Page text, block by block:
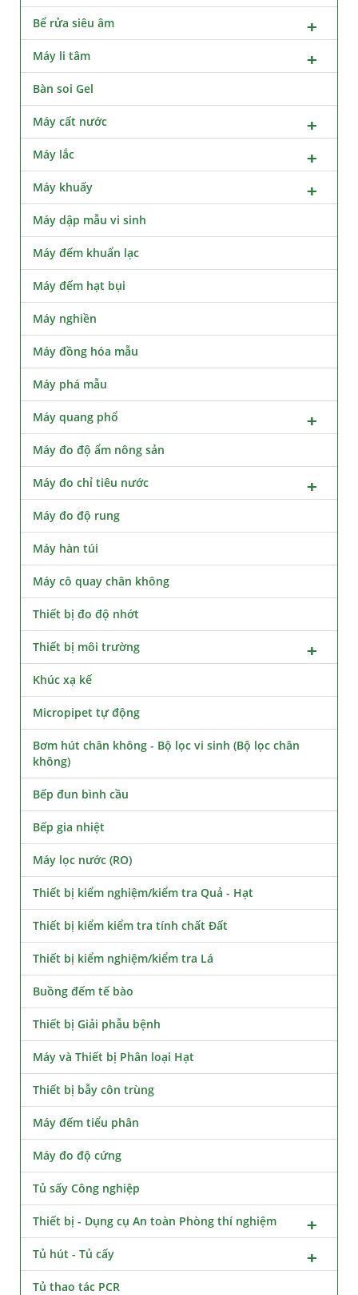
Bể rửa siêu âm
Máy li tâm
Bàn soi Gel
Máy cất nước
Máy lắc
Máy khuấy
Máy dập mẫu vi sinh
Máy đếm khuẩn lạc
Máy đếm hạt bụi
Máy nghiền
Máy đồng hóa mẫu
Máy phá mẫu
Máy quang phổ
Máy đo độ ẩm nông sản
Máy đo chỉ tiêu nước
Máy đo độ rung
Máy hàn túi
Máy cô quay chân không
Thiết bị đo độ nhớt
Thiết bị môi trường
Khúc xạ kế
Micropipet tự động
Bơm hút chân không - Bộ lọc vi sinh (Bộ lọc chân
không)
Bếp đun bình cầu
Bếp gia nhiệt
Máy lọc nước (RO)
Thiết bị kiểm nghiệm/kiểm tra Quả - Hạt
Thiết bị kiểm kiểm tra tính chất Đất
Thiết bị kiểm nghiệm/kiểm tra Lá
Buồng đếm tế bào
Thiết bị Giải phẫu bệnh
Máy và Thiết bị Phân loại Hạt
Thiết bị bẫy côn trùng
Máy đếm tiểu phân
Máy đo độ cứng
Tủ sấy Công nghiệp
Thiết bị - Dụng cụ An toàn Phòng thí nghiệm
Tủ hút - Tủ cấy
Tủ thao tác PCR